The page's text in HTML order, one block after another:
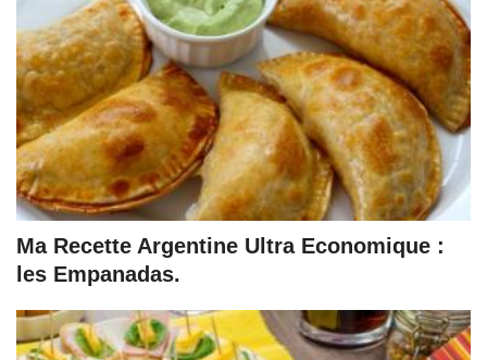
Ma Recette Argentine Ultra Economique :
les Empanadas.